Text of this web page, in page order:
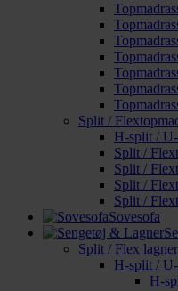
Split /
H-split /
Split /
Split /
Split /
Split /
Sovesofa
Split / Flex lagner
H-split /
H-